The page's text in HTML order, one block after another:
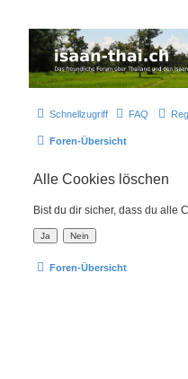
Thailand & Isaan
Das freundliche Forum über
Schnellzugriff FAQ
Foren-Übersicht
Alle Cookies löschen
Bist du dir sicher, dass du alle
Foren-Übersicht